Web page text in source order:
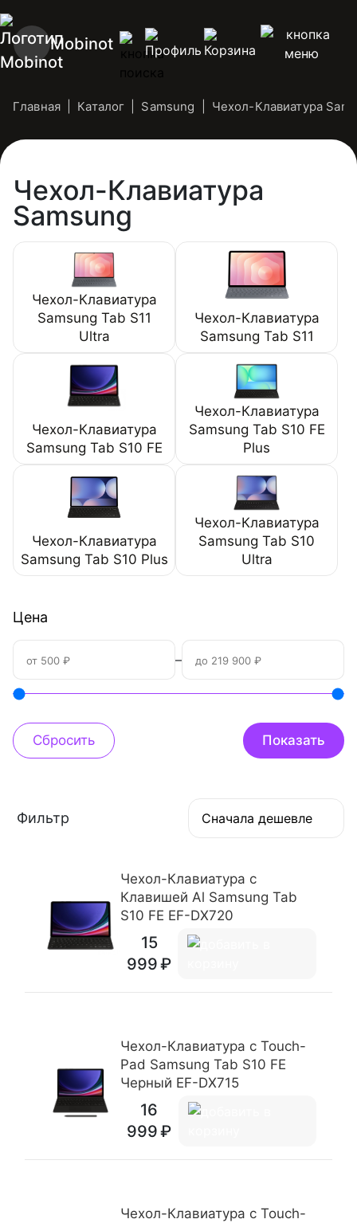
Mobinot
Главная Каталог Samsung Чехол-Клавиатура
Чехол-Клавиатура
Samsung
Чехол-Клавиатура
Samsung Tab S11
Ultra
Чехол-Клавиатура
Samsung Tab S11
Чехол-Клавиатура
Samsung Tab S10 FE
Чехол-Клавиатура
Samsung Tab S10 FE
Plus
Чехол-Клавиатура
Samsung Tab S10 Plus
Чехол-Клавиатура
Samsung Tab S10
Ultra
Цена
–
Фильтр Сначала дешевле
Чехол-Клавиатура c
Клавишей Al Samsung Tab
S10 FE EF-DX720
15
999
Чехол-Клавиатура c Touch-
Pad Samsung Tab S10 FE
Черный EF-DX715
16
999
Чехол-Клавиатура c Touch-